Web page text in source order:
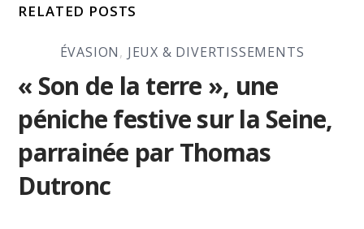
RELATED POSTS
ÉVASION, JEUX & DIVERTISSEMENTS
« Son de la terre », une
péniche festive sur la Seine,
parrainée par Thomas
Dutronc